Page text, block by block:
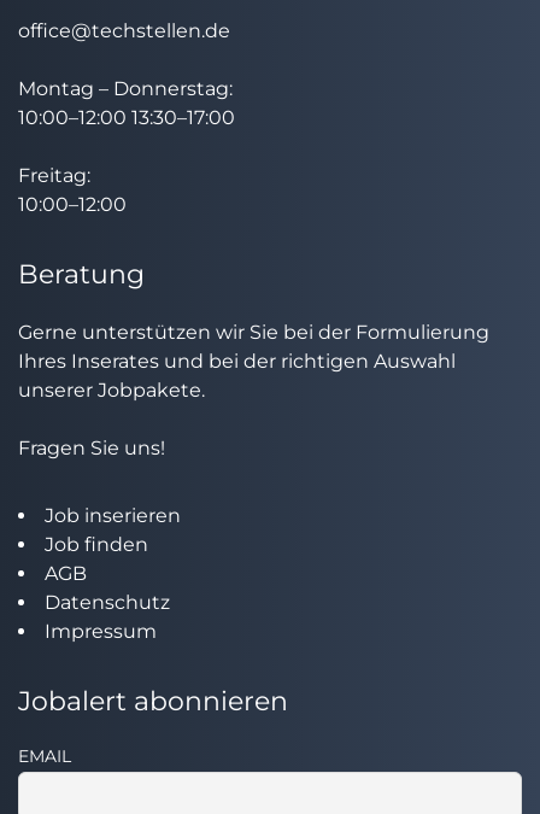
office@techstellen.de
Montag – Donnerstag:
10:00–12:00 13:30–17:00
Freitag:
10:00–12:00
Beratung
Gerne unterstützen wir Sie bei der Formulierung
Ihres Inserates und bei der richtigen Auswahl
unserer Jobpakete.
Fragen Sie uns!
Job inserieren
Job finden
AGB
Datenschutz
Impressum
Jobalert abonnieren
EMAIL